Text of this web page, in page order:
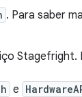
. Para saber
e